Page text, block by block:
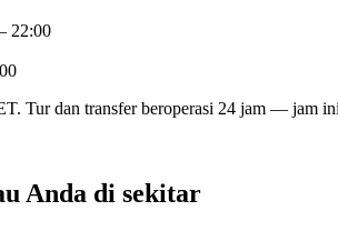
22:00
Tur dan transfer beroperasi 24 jam — jam
Anda di sekitar